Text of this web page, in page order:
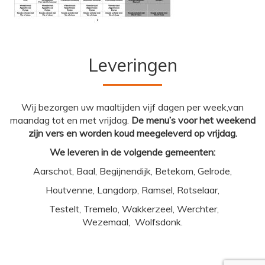
Leveringen
Wij bezorgen uw maaltijden vijf dagen per week,van
maandag tot en met vrijdag. De menu’s voor het weekend
zijn vers en worden koud meegeleverd op vrijdag.
We leveren in de volgende gemeenten:
Aarschot, Baal, Begijnendijk, Betekom, Gelrode,
Houtvenne, Langdorp, Ramsel, Rotselaar,
Testelt, Tremelo, Wakkerzeel, Werchter,
Wezemaal, Wolfsdonk.